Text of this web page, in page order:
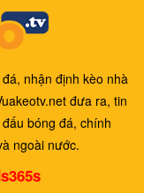
nhận định kèo nhà
đưa ra, tin
bóng đá, chính
ngoài nước.